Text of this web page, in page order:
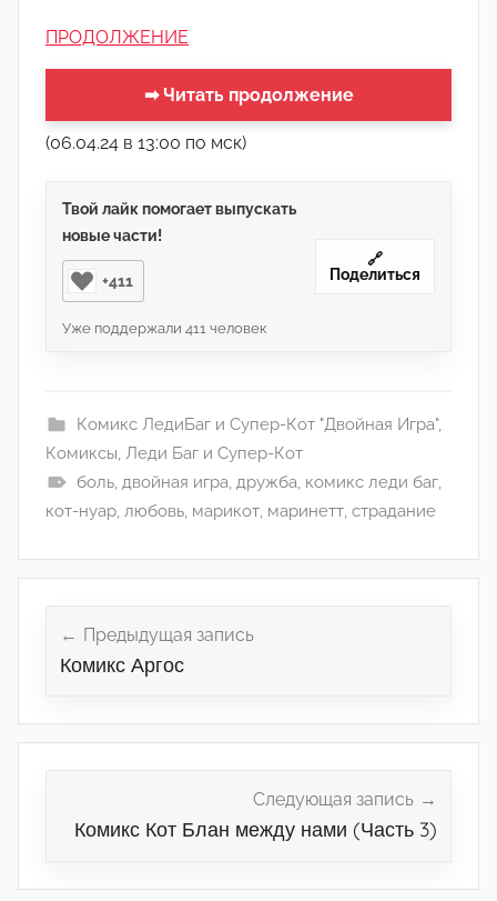
ПРОДОЛЖЕНИЕ
➡ Читать продолжение
(06.04.24 в 13:00 по мск)
Твой лайк помогает выпускать
новые части!
+411
Уже поддержали 411 человек
🔗
Поделиться
Комикс ЛедиБаг и Супер-Кот "Двойная Игра",
Комиксы Леди Баг и Супер-Кот
боль, двойная игра дружба комикс леди баг,
кот-нуар любовь марикот маринетт страдание
записям
Предыдущая запись
Комикс Аргос
Следующая запись
Комикс Кот Блан между нами (Часть 3)